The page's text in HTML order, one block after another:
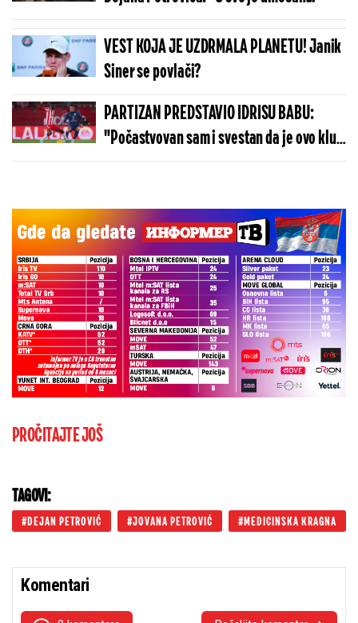
VEST KOJA JE UZDRMALA PLANETU! Janik
Siner se povlači?
PARTIZAN PREDSTAVIO IDRISU BABU:
"Počastvovan sam i svestan da je ovo klub
sa velikom istorijom"
PROČITAJTE JOŠ
TAGOVI:
DEJAN PETROVIĆ JOVANA PETROVIĆ MEDICINSKA KRAGNA
Komentari